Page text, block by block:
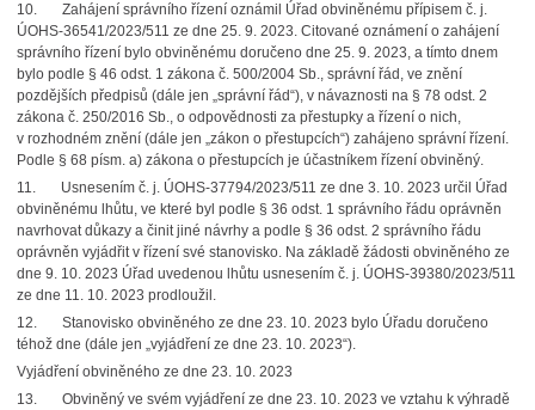
10. Zahájení správního řízení oznámil Úřad obviněnému přípisem č. j.
ÚOHS-36541/2023/511 ze dne 25. 9. 2023. Citované oznámení o zahájení
správního řízení bylo obviněnému doručeno dne 25. 9. 2023, a tímto dnem
bylo podle § 46 odst. 1 zákona č. 500/2004 Sb., správní řád, ve znění
pozdějších předpisů (dále jen „správní řád“), v návaznosti na § 78 odst. 2
zákona č. 250/2016 Sb., o odpovědnosti za přestupky a řízení o nich,
v rozhodném znění (dále jen „zákon o přestupcích“) zahájeno správní řízení.
Podle § 68 písm. a) zákona o přestupcích je účastníkem řízení obviněný.
11. Usnesením č. j. ÚOHS-37794/2023/511 ze dne 3. 10. 2023 určil Úřad
obviněnému lhůtu, ve které byl podle § 36 odst. 1 správního řádu oprávněn
navrhovat důkazy a činit jiné návrhy a podle § 36 odst. 2 správního řádu
oprávněn vyjádřit v řízení své stanovisko. Na základě žádosti obviněného ze
dne 9. 10. 2023 Úřad uvedenou lhůtu usnesením č. j. ÚOHS-39380/2023/511
ze dne 11. 10. 2023 prodloužil.
12. Stanovisko obviněného ze dne 23. 10. 2023 bylo Úřadu doručeno
téhož dne (dále jen „vyjádření ze dne 23. 10. 2023“).
Vyjádření obviněného ze dne 23. 10. 2023
13. Obviněný ve svém vyjádření ze dne 23. 10. 2023 ve vztahu k výhradě